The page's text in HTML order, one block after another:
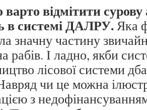
відмітити сурову
в системі ДАЛРУ. Яка
значну частину
рабів. І ладно, якби
лісової системи
чи це можна
з